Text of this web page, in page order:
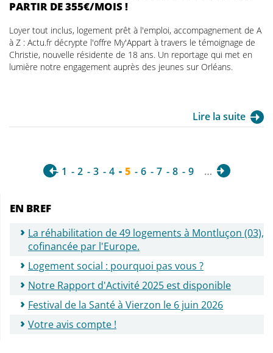
PARTIR DE 355€/MOIS !
Loyer tout inclus, logement prêt à l'emploi, accompagnement de A
à Z : Actu.fr décrypte l'offre My'Appart à travers le témoignage de
Christie, nouvelle résidente de 18 ans. Un reportage qui met en
lumière notre engagement auprès des jeunes sur Orléans.
Lire la suite
1 2 3 4 5 6 7 8 9 …
EN BREF
La réhabilitation de 49 logements à Montluçon (03),
cofinancée par l'Europe.
Logement social : pourquoi pas vous ?
Notre Rapport d'Activité 2025 est disponible
Festival de la Santé à Vierzon le 6 juin 2026
Votre avis compte !